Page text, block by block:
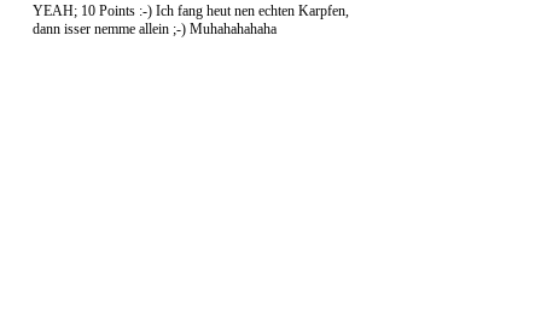
YEAH; 10 Points :-) Ich fang heut nen echten Karpfen,
dann isser nemme allein ;-) Muhahahahaha